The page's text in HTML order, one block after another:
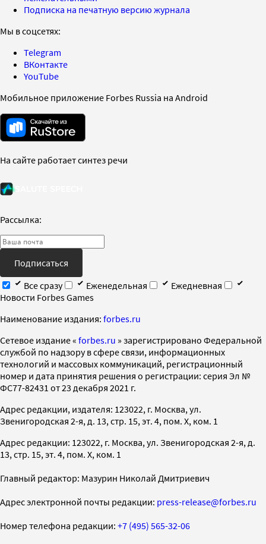
Подписка на печатную версию журнала
Мы в соцсетях:
Telegram
ВКонтакте
YouTube
Мобильное приложение Forbes Russia на Android
На сайте работает синтез речи
Рассылка:
Подписаться
Все сразу
Еженедельная
Ежедневная
Новости Forbes Games
Наименование издания: forbes.ru
Cетевое издание « forbes.ru » зарегистрировано Федеральной
службой по надзору в сфере связи, информационных
технологий и массовых коммуникаций, регистрационный
номер и дата принятия решения о регистрации: серия Эл №
ФС77-82431 от 23 декабря 2021 г.
Адрес редакции, издателя: 123022, г. Москва, ул.
Звенигородская 2-я, д. 13, стр. 15, эт. 4, пом. X, ком. 1
Адрес редакции: 123022, г. Москва, ул. Звенигородская 2-я, д.
13, стр. 15, эт. 4, пом. X, ком. 1
Главный редактор: Мазурин Николай Дмитриевич
Адрес электронной почты редакции: press-release@forbes.ru
Номер телефона редакции: +7 (495) 565-32-06